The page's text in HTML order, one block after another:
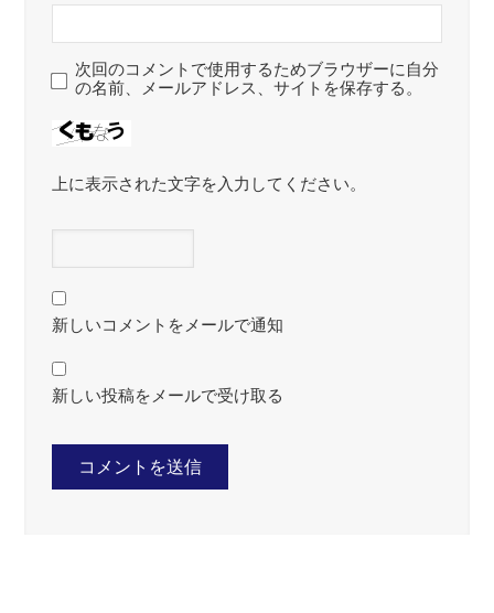
次回のコメントで使用するためブラウザーに自分
の名前、メールアドレス、サイトを保存する。
上に表示された文字を入力してください。
新しいコメントをメールで通知
新しい投稿をメールで受け取る